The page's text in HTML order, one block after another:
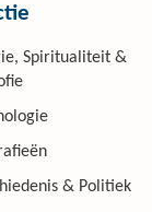
Spiritualiteit &
& Politiek